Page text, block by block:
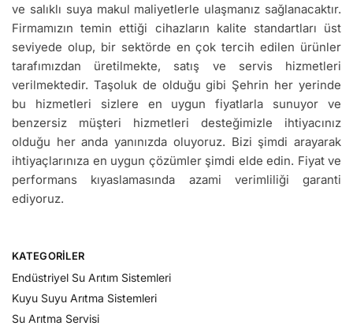
ve salıklı suya makul maliyetlerle ulaşmanız sağlanacaktır.
Firmamızın temin ettiği cihazların kalite standartları üst
seviyede olup, bir sektörde en çok tercih edilen ürünler
tarafımızdan üretilmekte, satış ve servis hizmetleri
verilmektedir. Taşoluk de olduğu gibi Şehrin her yerinde
bu hizmetleri sizlere en uygun fiyatlarla sunuyor ve
benzersiz müşteri hizmetleri desteğimizle ihtiyacınız
olduğu her anda yanınızda oluyoruz. Bizi şimdi arayarak
ihtiyaçlarınıza en uygun çözümler şimdi elde edin. Fiyat ve
performans kıyaslamasında azami verimliliği garanti
ediyoruz.
KATEGORILER
Endüstriyel Su Arıtım Sistemleri
Kuyu Suyu Arıtma Sistemleri
Su Arıtma Servisi